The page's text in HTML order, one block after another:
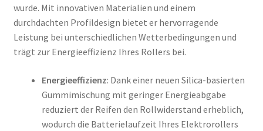
wurde. Mit innovativen Materialien und einem
durchdachten Profildesign bietet er hervorragende
Leistung bei unterschiedlichen Wetterbedingungen und
trägt zur Energieeffizienz Ihres Rollers bei.
Energieeffizienz: Dank einer neuen Silica-basierten
Gummimischung mit geringer Energieabgabe
reduziert der Reifen den Rollwiderstand erheblich,
wodurch die Batterielaufzeit Ihres Elektrorollers